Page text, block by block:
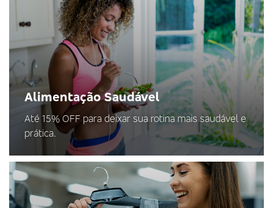
Alimentação Saudável
Até 15% OFF para deixar sua rotina mais saudável e
prática.